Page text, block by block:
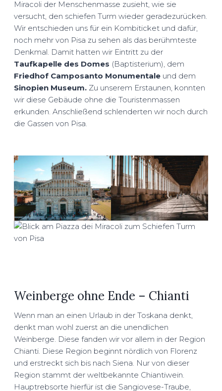
Miracoli der Menschenmasse zusieht, wie sie
versucht, den schiefen Turm wieder geradezurücken.
Wir entschieden uns für ein Kombiticket und dafür,
noch mehr von Pisa zu sehen als das berühmteste
Denkmal. Damit hatten wir Eintritt zu der
Taufkapelle des Domes (Baptisterium), dem
Friedhof Camposanto Monumentaleund dem
Sinopien Museum.Zu unserem Erstaunen, konnten
wir diese Gebäude ohne die Touristenmassen
erkunden. Anschließend schlenderten wir noch durch
die Gassen von Pisa.
Weinberge ohne Ende – Chianti
Wenn man an einen Urlaub in der Toskana denkt,
denkt man wohl zuerst an die unendlichen
Weinberge. Diese fanden wir vor allem in der Region
Chianti. Diese Region beginnt nördlich von Florenz
und erstreckt sich bis nach Siena. Nur von dieser
Region stammt der weltbekannte Chiantiwein.
Hauptrebsorte hierfür ist die Sangiovese-Traube,